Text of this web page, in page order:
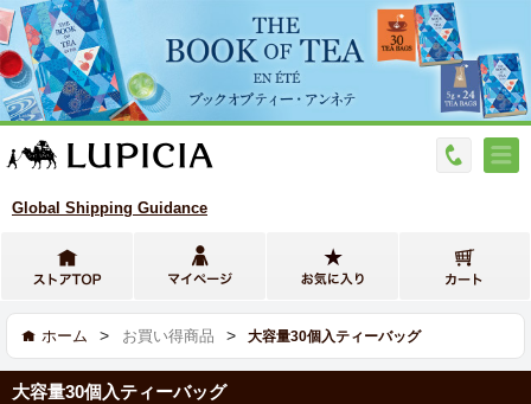
Global Shipping Guidance
ホーム > お買い得商品 > 大容量30個入ティーバッグ
大容量30個入ティーバッグ